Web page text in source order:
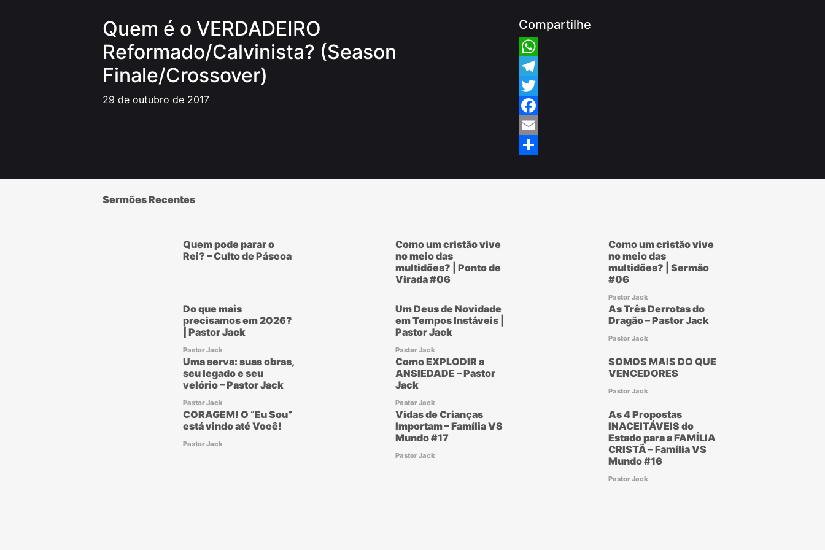
Quem é o VERDADEIRO
Reformado/Calvinista? (Season
Finale/Crossover)
29 de outubro de 2017
Compartilhe
WhatsApp
Telegram
Twitter
Facebook
Email
Sermões Recentes
Quem pode parar o
Rei? – Culto de Páscoa
Como um cristão vive
no meio das
multidões? | Ponto de
Virada #06
Como um cristão vive
no meio das
multidões? | Sermão
#06
Pastor Jack
Do que mais
precisamos em 2026?
| Pastor Jack
Pastor Jack
Um Deus de Novidade
em Tempos Instáveis |
Pastor Jack
Pastor Jack
As Três Derrotas do
Dragão – Pastor Jack
Pastor Jack
Uma serva: suas obras,
seu legado e seu
velório – Pastor Jack
Pastor Jack
Como EXPLODIR a
ANSIEDADE – Pastor
Jack
Pastor Jack
SOMOS MAIS DO QUE
VENCEDORES
Pastor Jack
CORAGEM! O “Eu Sou”
está vindo até Você!
Pastor Jack
Vidas de Crianças
Importam – Família VS
Mundo #17
Pastor Jack
As 4 Propostas
INACEITÁVEIS do
Estado para a FAMÍLIA
CRISTÃ – Família VS
Mundo #16
Pastor Jack